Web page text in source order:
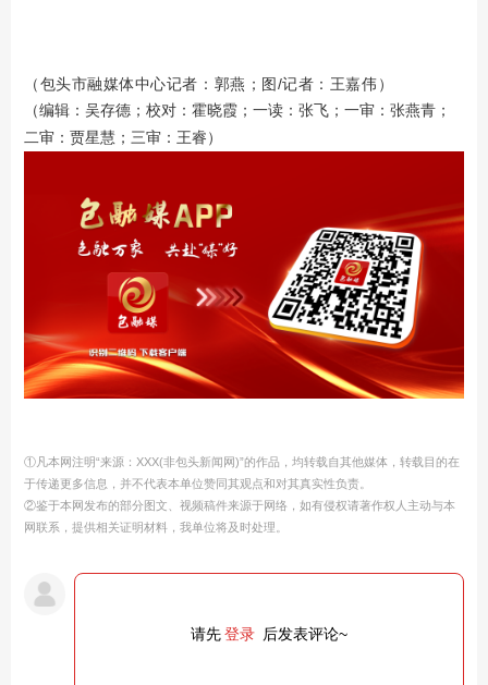
（包头市融媒体中心记者：郭燕；图/记者：王嘉伟）
（编辑：吴存德；校对：霍晓霞；一读：张飞；一审：张燕青；
二审：贾星慧；三审：王睿）
①凡本网注明“来源：XXX(非包头新闻网)”的作品，均转载自其他媒体，转载目的在
于传递更多信息，并不代表本单位赞同其观点和对其真实性负责。
②鉴于本网发布的部分图文、视频稿件来源于网络，如有侵权请著作权人主动与本
网联系，提供相关证明材料，我单位将及时处理。
请先登录 后发表评论~